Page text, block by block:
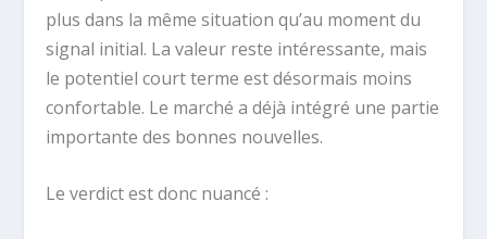
plus dans la même situation qu’au moment du
signal initial. La valeur reste intéressante, mais
le potentiel court terme est désormais moins
confortable. Le marché a déjà intégré une partie
importante des bonnes nouvelles.
Le verdict est donc nuancé :